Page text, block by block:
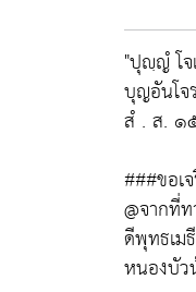
"ปุญฺญํ โ
บุญอันโจ
สํ . ส.
###ขอเ
@จากที่
ดีพุทธเม
หนองบัว